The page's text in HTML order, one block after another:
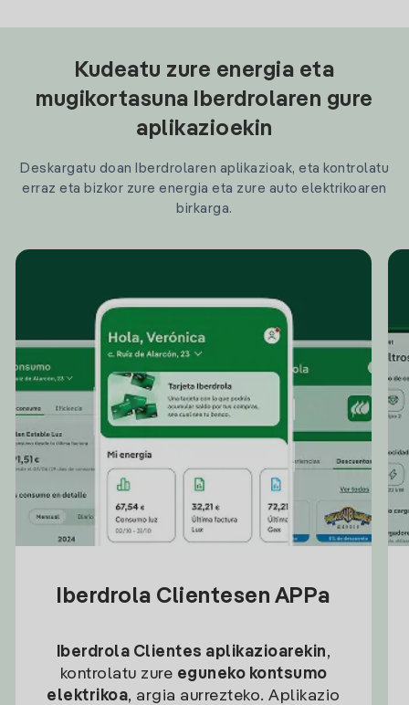
Kudeatu zure energia eta
mugikortasuna Iberdrolaren gure
aplikazioekin
Deskargatu doan Iberdrolaren aplikazioak, eta kontrolatu
erraz eta bizkor zure energia eta zure auto elektrikoaren
birkarga.
Iberdrola Clientesen APPa
Iberdrola Clientes aplikazioarekin,
kontrolatu zure eguneko kontsumo
elektrikoa, argia aurrezteko. Aplikazio